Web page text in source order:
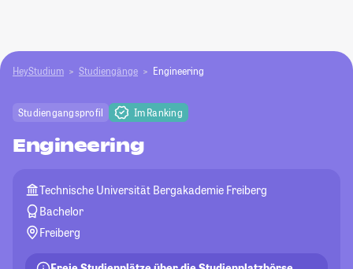
HeyStudium Studiengänge Engineering
Studiengangsprofil Im Ranking
Engineering
Technische Universität Bergakademie Freiberg
Bachelor
Freiberg